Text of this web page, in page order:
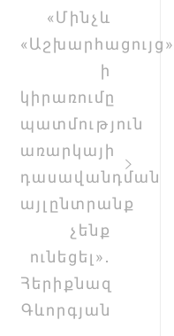
«Մինչև
ի
կիրառումը
պատմություն
առարկայի
դասավանդման
այլընտրանք
չենք
ունեցել»․
Հերիքնազ
Գևորգյան